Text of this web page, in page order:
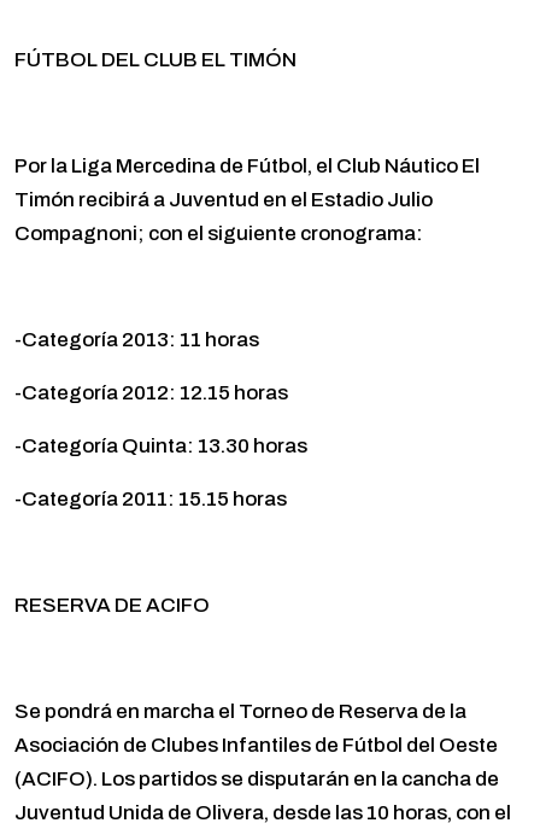
FÚTBOL DEL CLUB EL TIMÓN
Por la Liga Mercedina de Fútbol, el Club Náutico El
Timón recibirá a Juventud en el Estadio Julio
Compagnoni; con el siguiente cronograma:
-Categoría 2013: 11 horas
-Categoría 2012: 12.15 horas
-Categoría Quinta: 13.30 horas
-Categoría 2011: 15.15 horas
RESERVA DE ACIFO
Se pondrá en marcha el Torneo de Reserva de la
Asociación de Clubes Infantiles de Fútbol del Oeste
(ACIFO). Los partidos se disputarán en la cancha de
Juventud Unida de Olivera, desde las 10 horas, con el